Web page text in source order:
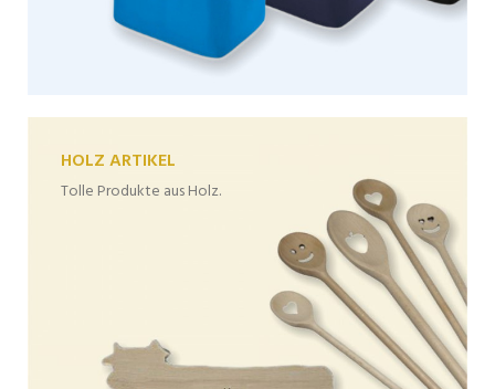
HOLZ ARTIKEL
Tolle Produkte aus Holz.